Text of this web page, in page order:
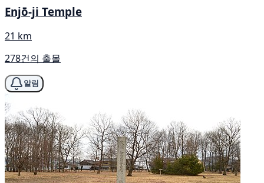
Enjō-ji Temple
21 km
278건의 출몰
알림